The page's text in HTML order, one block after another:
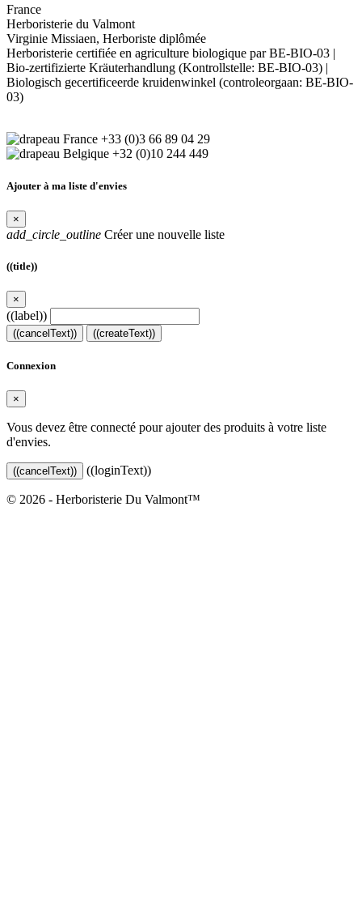
France
Herboristerie du Valmont
Virginie Missiaen, Herboriste diplômée
Herboristerie certifiée en agriculture biologique par BE-BIO-03 |
Bio-zertifizierte Kräuterhandlung (Kontrollstelle: BE-BIO-03) |
Biologisch gecertificeerde kruidenwinkel (controleorgaan: BE-BIO-
03)
+33 (0)3 66 89 04 29
+32 (0)10 244 449
Ajouter à ma liste d'envies
×
add_circle_outline Créer une nouvelle liste
((title))
×
((label))
((cancelText)) ((createText))
Connexion
×
Vous devez être connecté pour ajouter des produits à votre liste
d'envies.
((cancelText)) ((loginText))
© 2026 - Herboristerie Du Valmont™